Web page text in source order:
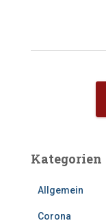
Kategorien
Allgemein
Corona